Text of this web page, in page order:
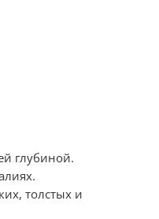
глубиной.
толстых и